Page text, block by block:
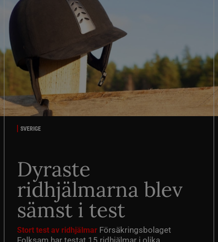
SVERIGE
Dyraste
ridhjälmarna blev
sämst i test
Stort test av ridhjälmar Försäkringsbolaget
Folksam har testat 15 ridhjälmar i olika